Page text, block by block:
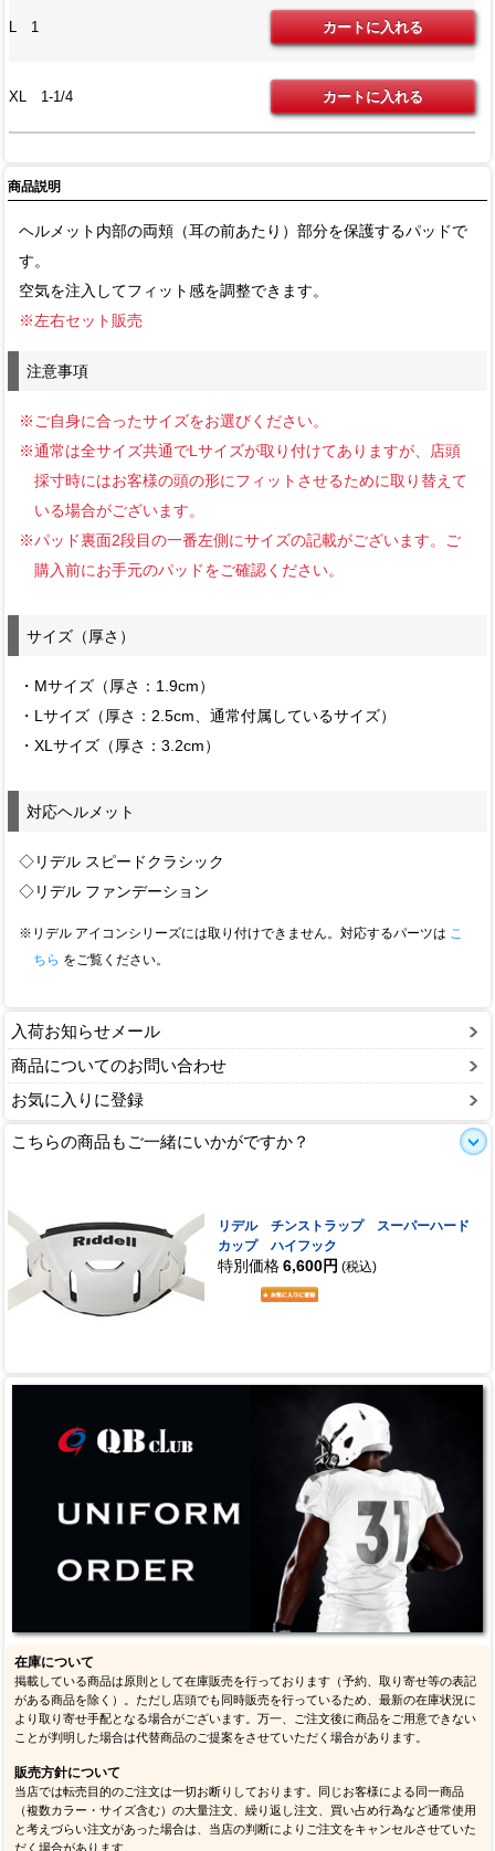
L 1
XL 1-1/4
商品説明
ヘルメット内部の両頬（耳の前あたり）部分を保護するパッドで
す。
空気を注入してフィット感を調整できます。
※左右セット販売
注意事項
※ご自身に合ったサイズをお選びください。
※通常は全サイズ共通でLサイズが取り付けてありますが、店頭
採寸時にはお客様の頭の形にフィットさせるために取り替えて
いる場合がございます。
※パッド裏面2段目の一番左側にサイズの記載がございます。ご
購入前にお手元のパッドをご確認ください。
サイズ（厚さ）
・Mサイズ（厚さ：1.9cm）
・Lサイズ（厚さ：2.5cm、通常付属しているサイズ）
・XLサイズ（厚さ：3.2cm）
対応ヘルメット
◇リデル スピードクラシック
◇リデル ファンデーション
※リデル アイコンシリーズには取り付けできません。対応するパーツは こ
ちら をご覧ください。
入荷お知らせメール
商品についてのお問い合わせ
お気に入りに登録
こちらの商品もご一緒にいかがですか？
リデル チンストラップ スーパーハード
カップ ハイフック
特別価格 6,600円 (税込)
在庫について
掲載している商品は原則として在庫販売を行っております（予約、取り寄せ等の表記
がある商品を除く）。ただし店頭でも同時販売を行っているため、最新の在庫状況に
より取り寄せ手配となる場合がございます。万一、ご注文後に商品をご用意できない
ことが判明した場合は代替商品のご提案をさせていただく場合があります。
販売方針について
当店では転売目的のご注文は一切お断りしております。同じお客様による同一商品
（複数カラー・サイズ含む）の大量注文、繰り返し注文、買い占め行為など通常使用
と考えづらい注文があった場合は、当店の判断によりご注文をキャンセルさせていた
だく場合があります。